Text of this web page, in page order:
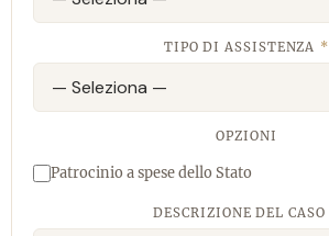
TIPO DI ASSISTENZA *
OPZIONI
Patrocinio a spese dello Stato
DESCRIZIONE DEL CASO